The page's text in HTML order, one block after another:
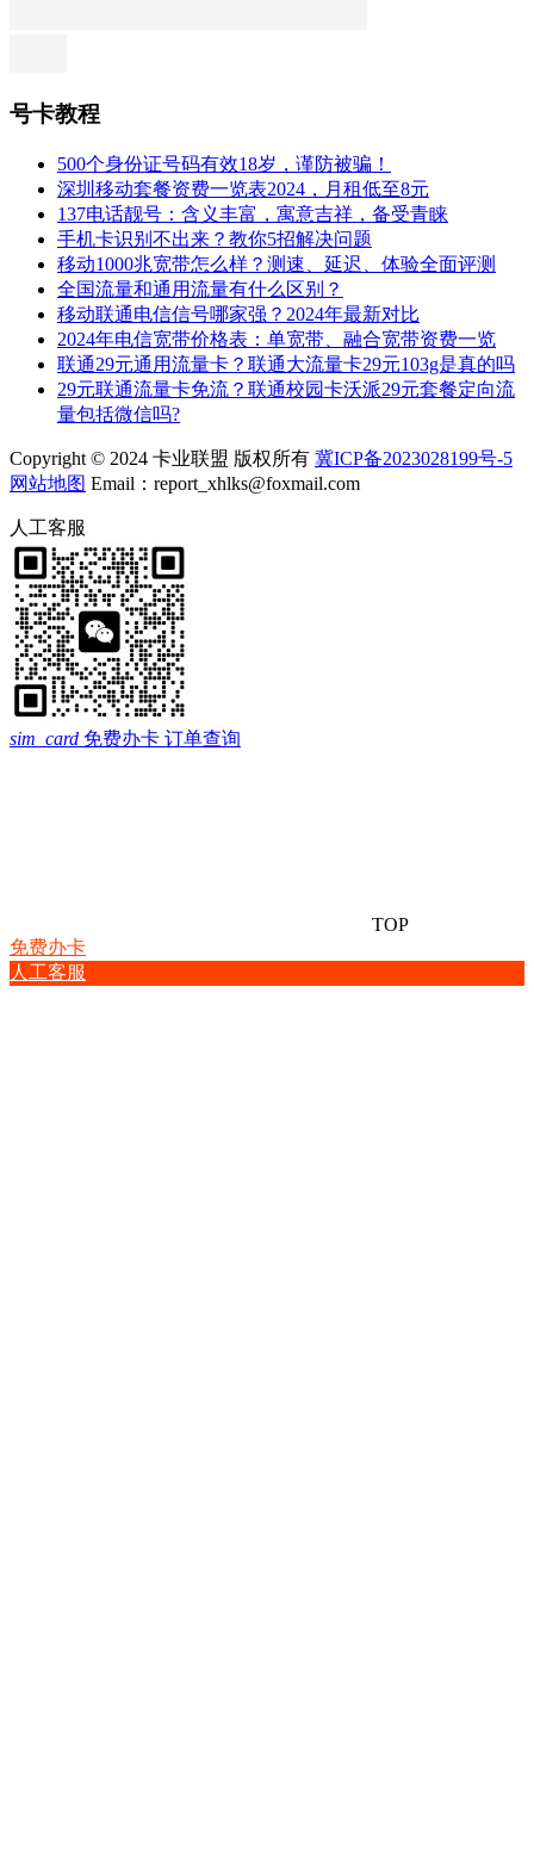
号卡教程
500个身份证号码有效18岁，谨防被骗！
深圳移动套餐资费一览表2024，月租低至8元
137电话靓号：含义丰富，寓意吉祥，备受青睐
手机卡识别不出来？教你5招解决问题
移动1000兆宽带怎么样？测速、延迟、体验全面评测
全国流量和通用流量有什么区别？
移动联通电信信号哪家强？2024年最新对比
2024年电信宽带价格表：单宽带、融合宽带资费一览
联通29元通用流量卡？联通大流量卡29元103g是真的吗
29元联通流量卡免流？联通校园卡沃派29元套餐定向流
量包括微信吗?
Copyright © 2024 卡业联盟 版权所有 冀ICP备2023028199号-5
网站地图 Email：report_xhlks@foxmail.com
人工客服
sim_card 免费办卡 订单查询
TOP
免费办卡
人工客服